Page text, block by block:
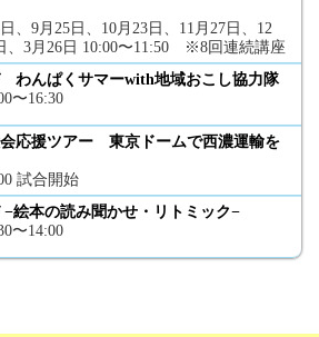
、9月25日、10月23日、11月27日、12
、3月26日 10:00〜11:50 ※8回連続講座
んぱくサマーwith地域おこし協力隊
〜16:30
応援ツアー 東京ドームで西濃運輸を
試合開始
絵本の読み聞かせ・リトミック−
〜14:00